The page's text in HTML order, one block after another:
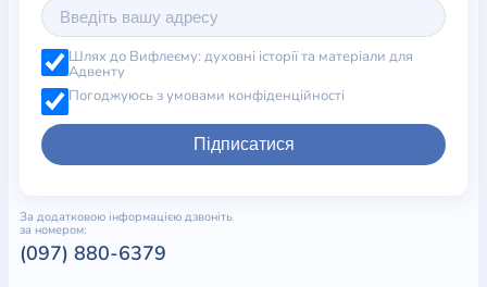
Шлях до Вифлеєму: духовні історії та матеріали для
Адвенту
Погоджуюсь з умовами конфіденційності
Підписатися
За додатковою інформацією дзвоніть
за номером:
(097) 880-6379